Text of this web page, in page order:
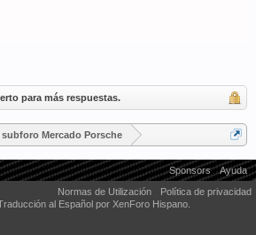
para más respuestas.
Mercado Porsche
Sponsors
Ayuda
Normas de Utilización
Política de privacidad
al Español por XenForo Hispano.